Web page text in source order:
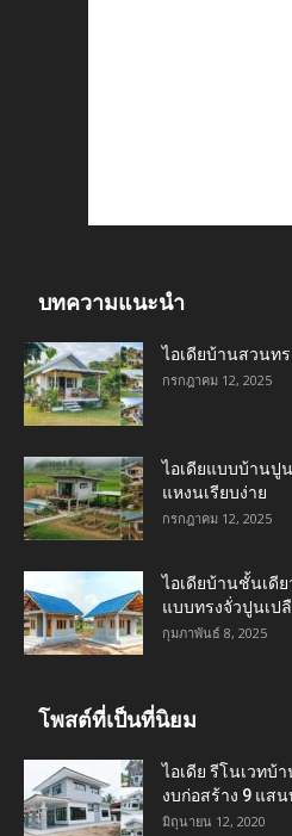
บทความแนะนำ
ไอเดียบ้านสวนท
กรกฎาคม 12, 2025
ไอเดียแบบบ้านปู
แหงนเรียบง่าย
กรกฎาคม 12, 2025
ไอเดียบ้านชั้นเดี
แบบทรงจั่วปูนเป
กุมภาพันธ์ 8, 2025
โพสต์ที่เป็นที่นิยม
ไอเดีย รีโนเวทบ้
งบก่อสร้าง 9 แส
มิถุนายน 12, 2020